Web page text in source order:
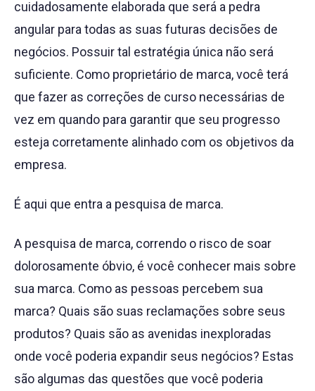
cuidadosamente elaborada que será a pedra
angular para todas as suas futuras decisões de
negócios. Possuir tal estratégia única não será
suficiente. Como proprietário de marca, você terá
que fazer as correções de curso necessárias de
vez em quando para garantir que seu progresso
esteja corretamente alinhado com os objetivos da
empresa.
É aqui que entra a pesquisa de marca.
A pesquisa de marca, correndo o risco de soar
dolorosamente óbvio, é você conhecer mais sobre
sua marca. Como as pessoas percebem sua
marca? Quais são suas reclamações sobre seus
produtos? Quais são as avenidas inexploradas
onde você poderia expandir seus negócios? Estas
são algumas das questões que você poderia